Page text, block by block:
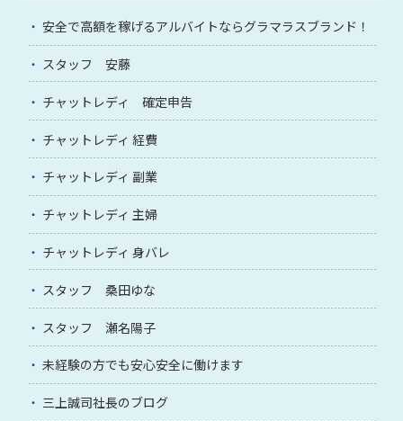
安全で高額を稼げるアルバイトならグラマラスブランド！
スタッフ 安藤
チャットレディ 確定申告
チャットレディ 経費
チャットレディ 副業
チャットレディ 主婦
チャットレディ 身バレ
スタッフ 桑田ゆな
スタッフ 瀬名陽子
未経験の方でも安心安全に働けます
三上誠司社長のブログ